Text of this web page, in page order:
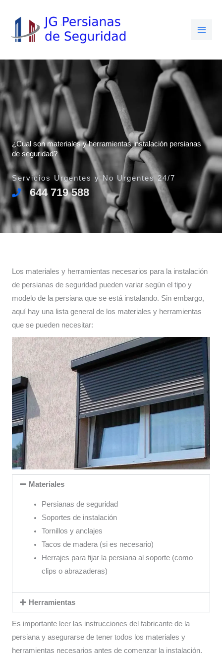
contenido
¿Cual son materiales y herramientas instalación persianas
de seguridad?
Servicios Urgentes y No Urgentes 24/7
644 719 588
Los materiales y herramientas necesarios para la instalación
de persianas de seguridad pueden variar según el tipo y
modelo de la persiana que se está instalando. Sin embargo,
aquí hay una lista general de los materiales y herramientas
que se pueden necesitar:
Materiales
Persianas de seguridad
Soportes de instalación
Tornillos y anclajes
Tacos de madera (si es necesario)
Herrajes para fijar la persiana al soporte (como
clips o abrazaderas)
Herramientas
Es importante leer las instrucciones del fabricante de la
persiana y asegurarse de tener todos los materiales y
herramientas necesarios antes de comenzar la instalación.